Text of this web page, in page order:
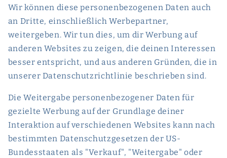
Wir können diese personenbezogenen Daten auch
an Dritte, einschließlich Werbepartner,
weitergeben. Wir tun dies, um dir Werbung auf
anderen Websites zu zeigen, die deinen Interessen
besser entspricht, und aus anderen Gründen, die in
unserer Datenschutzrichtlinie beschrieben sind.
Die Weitergabe personenbezogener Daten für
gezielte Werbung auf der Grundlage deiner
Interaktion auf verschiedenen Websites kann nach
bestimmten Datenschutzgesetzen der US-
Bundesstaaten als "Verkauf", "Weitergabe" oder